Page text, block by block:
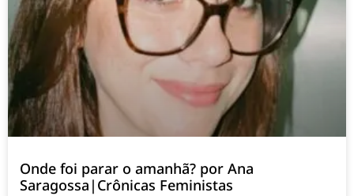
Onde foi parar o amanhã? por Ana
Saragossa|Crônicas Feministas